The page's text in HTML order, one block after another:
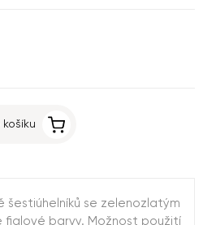
šestiúhelníků se zelenozlatým
fialové barvy. Možnost použití